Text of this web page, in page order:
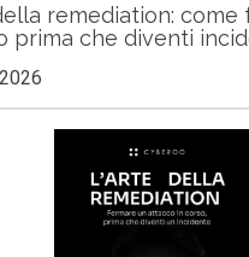
remediation: come
prima che diventi